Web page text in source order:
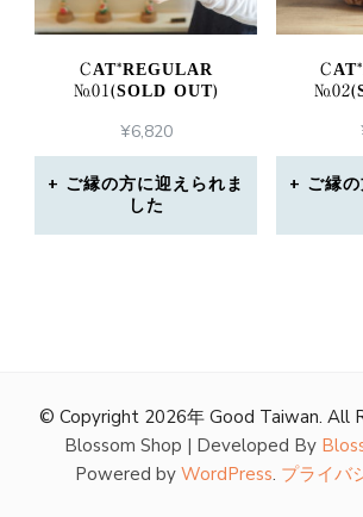
CAT*REGULAR
№01(SOLD OUT)
¥6,820
ご縁の方に迎えられま
した
ご縁
© Copyright 2026年 Good Taiwan. All
Blossom Shop | Developed By
Powered by WordPress. プライバ